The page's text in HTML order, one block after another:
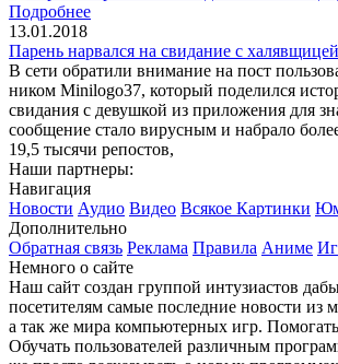
Подробнее
13.01.2018
Парень нарвался на свидание с
В сети обратили внимание на пост
ником Minilogo37, который поделился
свидания с девушкой из приложения для
сообщение стало вирусным и набрало
19,5 тысячи репостов,
Наши партнеры:
Навигация
Новости Аудио Видео Всякое Картинки
Дополнительно
Обратная связь Реклама Правила Аниме
Немного о сайте
Наш сайт создан группой интузиастов
посетителям самые последние новости из
а так же мира компьютерных игр.
Обучать пользователей различным